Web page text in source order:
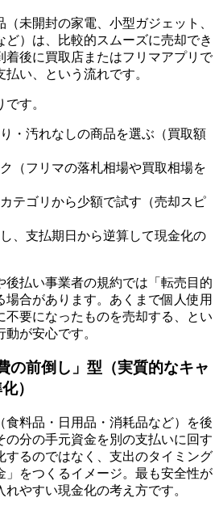
未開封の家電、小型ガジェット、
ど）は、比較的スムーズに売却でき
後に買取店またはフリマアプリで
い、という流れです。
す。
・汚れなしの商品を選ぶ（買取額
（フリマの落札相場や買取相場を
テゴリから少額で試す（売却スピ
、支払期日から逆算して現金化の
後払い事業者の規約では「転売目的
場合があります。あくまで個人使用
不要になったものを売却する、とい
が安心です。
の前倒し」型（実質的なキャ
）
食料品・日用品・消耗品など）を後
の分の手元資金を別の支払いに回す
するのではなく、支出のタイミング
」をつくるイメージ。最も安全性が
やすい現金化の考え方です。